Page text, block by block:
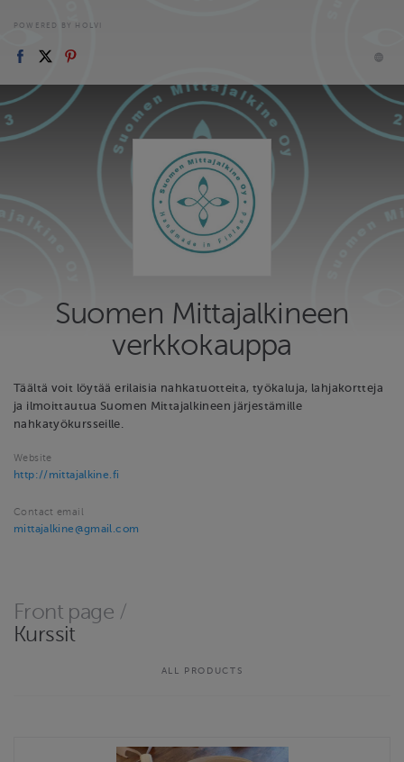
POWERED BY HOLVI
Suomen Mittajalkineen
verkkokauppa
Täältä voit löytää erilaisia nahkatuotteita, työkaluja, lahjakortteja
ja ilmoittautua Suomen Mittajalkineen järjestämille
nahkatyökursseille.
Website
http://mittajalkine.fi
Contact email
mittajalkine@gmail.com
Front page /
Kurssit
ALL PRODUCTS